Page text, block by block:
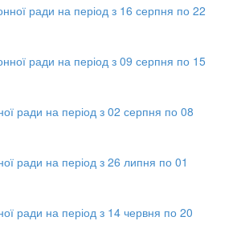
ради на період з 16 серпня по 22
ради на період з 09 серпня по 15
ради на період з 02 серпня по 08
ради на період з 26 липня по 01
ради на період з 14 червня по 20